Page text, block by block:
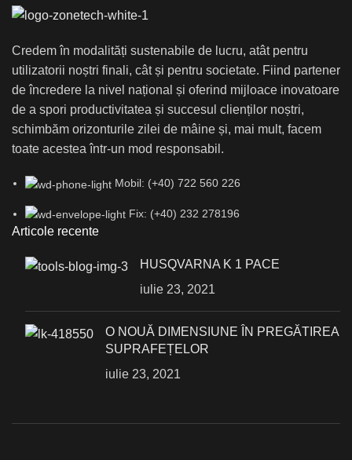
Credem în modalități sustenabile de lucru, atât pentru
utilizatorii noștri finali, cât și pentru societate. Fiind partener
de încredere la nivel național și oferind mijloace inovatoare
de a spori productivitatea și succesul clienților noștri,
schimbăm orizonturile zilei de mâine și, mai mult, facem
toate acestea într-un mod responsabil.
Mobil: (+40) 722 560 226
Fix: (+40) 232 278196
Articole recente
HUSQVARNA K 1 PACE
iulie 23, 2021
О NOUĂ DIMENSIUNE ÎN PREGĂTIREA
SUPRAFEȚELOR
iulie 23, 2021